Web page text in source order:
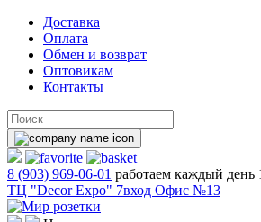
Доставка
Оплата
Обмен и возврат
Оптовикам
Контакты
8 (903) 969-06-01 работаем каждый день
ТЦ "Decor Expo" 7вход Офис №13